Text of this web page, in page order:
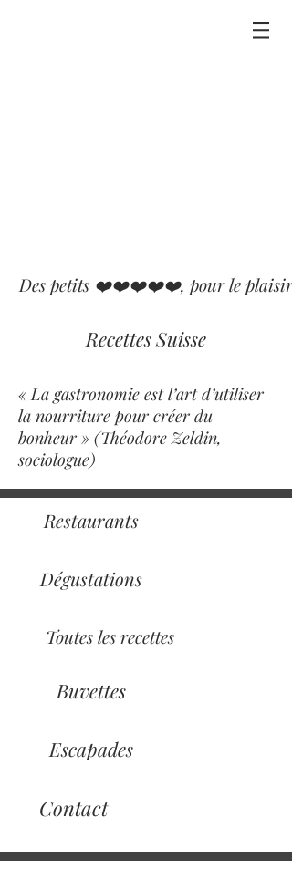
Des petits ❤️❤️❤️❤️❤️, pour le plaisir
Recettes Suisse
« La gastronomie est l’art d’utiliser
la nourriture pour créer du
bonheur » (Théodore Zeldin,
sociologue)
Restaurants
Dégustations
Toutes les recettes
Buvettes
Escapades
Contact